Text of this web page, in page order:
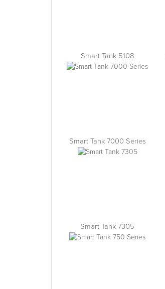
Smart Tank 5108
Smart Tank 7000 Series
Smart Tank 7305